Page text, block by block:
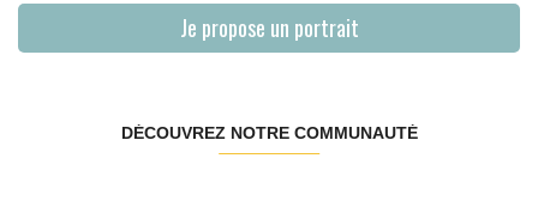
Je propose un portrait
DÉCOUVREZ NOTRE COMMUNAUTÉ